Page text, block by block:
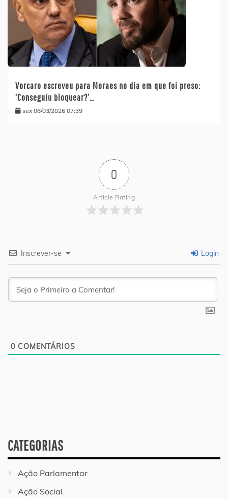
Vorcaro escreveu para Moraes no dia em que foi preso:
‘Conseguiu bloquear?’…
sex 06/03/2026 07:39
0
Article Rating
Inscrever-se Login
0 COMENTÁRIOS
CATEGORIAS
Ação Parlamentar
Ação Social